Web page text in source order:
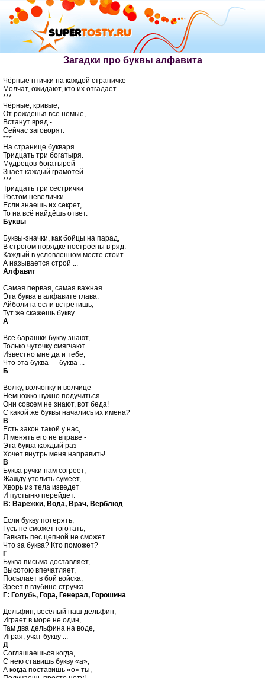
Загадки про буквы алфавита
Чёрные птички на каждой страничке
Молчат, ожидают, кто их отгадает.
***
Чёрные, кривые,
От рожденья все немые,
Встанут вряд -
Сейчас заговорят.
***
На странице букваря
Тридцать три богатыря.
Мудрецов-богатырей
Знает каждый грамотей.
***
Тридцать три сестрички
Ростом невелички.
Если знаешь их секрет,
Буквы
Буквы-значки, как бойцы на парад,
В строгом порядке построены в ряд.
Каждый в условленном месте стоит
Алфавит
Самая первая, самая важная
Эта буква в алфавите глава.
Айболита если встретишь,
А
Все барашки букву знают,
Только чуточку смягчают.
Известно мне да и тебе,
Б
Волку, волчонку и волчице
Немножко нужно подучиться.
Они совсем не знают, вот беда!
В
Есть закон такой у нас,
Я менять его не вправе -
Эта буква каждый раз
В
Буква ручки нам согреет,
Жажду утолить сумеет,
Хворь из тела изведет
В: Варежки, Вода, Врач, Верблюд
Если букву потерять,
Гусь не сможет гоготать,
Гавкать пес цепной не сможет.
Г
Буква письма доставляет,
Высотою впечатляет,
Посылает в бой войска,
Г: Голубь, Гора, Генерал, Горошина
Дельфин, весёлый наш дельфин,
Играет в море не один,
Там два дельфина на воде,
Д
Соглашаешься когда,
С нею ставишь букву «а»,
А когда поставишь «о» ты,